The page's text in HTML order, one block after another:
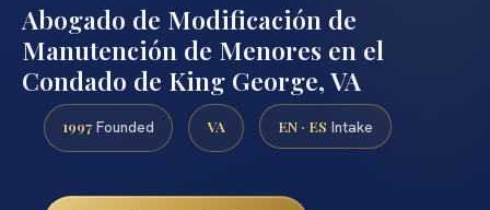
Abogado de Modificación de
Manutención de Menores en el
Condado de King George, VA
1997 Founded VA EN · ES Intake